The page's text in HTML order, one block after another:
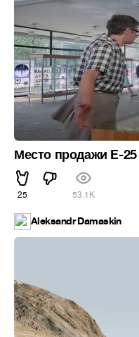
Место продажи E-25
25 53.1K
Aleksandr Damaskin